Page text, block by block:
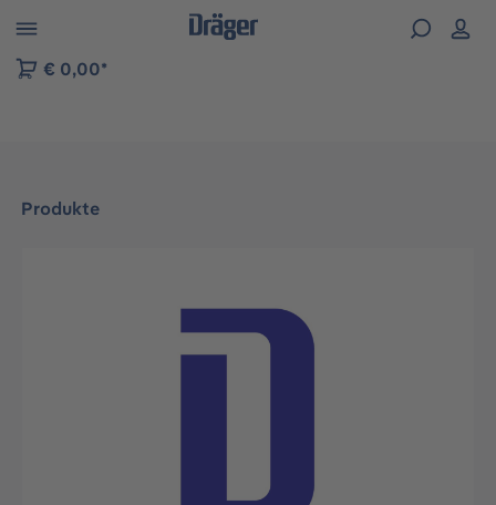
der B2B-Plattform springen
€ 0,00*
Produkte
Bildergalerie überspringen